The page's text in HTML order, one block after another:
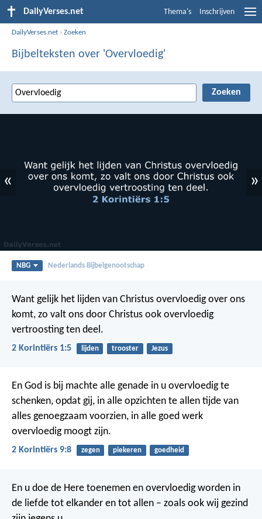
DailyVerses.net Thema's Inschrijven
DailyVerses.net ›Zoeken
Bijbelteksten over 'Overvloedig'
« »
NBG Nederlands Bijbelgenootschap
Want gelijk het lijden van Christus overvloedig over ons
komt, zo valt ons door Christus ook overvloedig
vertroosting ten deel.
2 Korintiërs 1:5 lijden trooster Jezus
En God is bij machte alle genade in u overvloedig te
schenken, opdat gij, in alle opzichten te allen tijde van
alles genoegzaam voorzien, in alle goed werk
overvloedig moogt zijn.
2 Korintiërs 9:8 zegen piekeren goedheid
En u doe de Here toenemen en overvloedig worden in
de liefde tot elkander en tot allen – zoals ook wij gezind